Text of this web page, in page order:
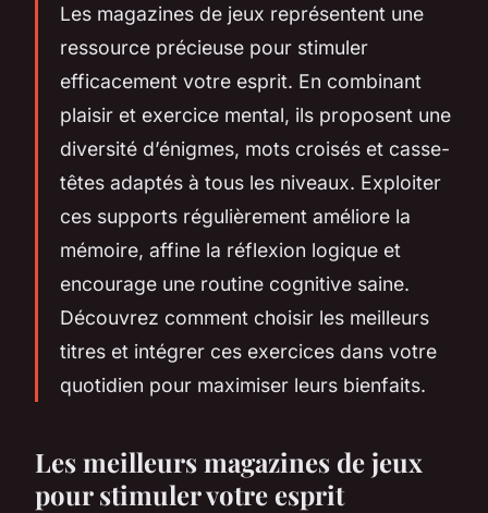
Les magazines de jeux représentent une
ressource précieuse pour stimuler
efficacement votre esprit. En combinant
plaisir et exercice mental, ils proposent une
diversité d’énigmes, mots croisés et casse-
têtes adaptés à tous les niveaux. Exploiter
ces supports régulièrement améliore la
mémoire, affine la réflexion logique et
encourage une routine cognitive saine.
Découvrez comment choisir les meilleurs
titres et intégrer ces exercices dans votre
quotidien pour maximiser leurs bienfaits.
Les meilleurs magazines de jeux
pour stimuler votre esprit